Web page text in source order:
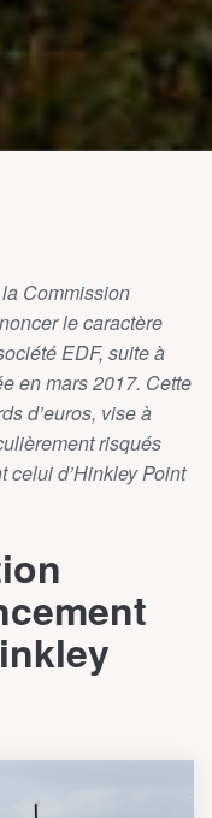
Commission
le caractère
EDF, suite à
en mars 2017. Cette
d’euros, vise à
risqués
celui d’Hinkley Point